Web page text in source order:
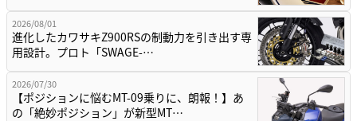
2026/08/01
進化したカワサキZ900RSの制動力を引き出す専
用設計。プロト「SWAGE-…
2026/07/30
【ポジションに悩むMT-09乗りに、朗報！】あ
の「絶妙ポジション」が新型MT…